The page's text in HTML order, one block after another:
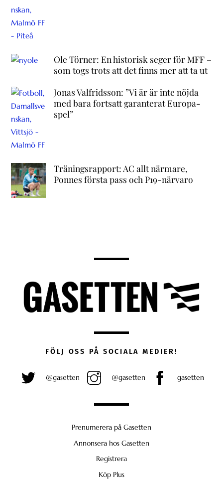
Ole Törner: En historisk seger för MFF –
som togs trots att det finns mer att ta ut
Jonas Valfridsson: ”Vi är är inte nöjda
med bara fortsatt garanterat Europa-
spel”
Träningsrapport: AC allt närmare,
Ponnes första pass och P19-närvaro
FÖLJ OSS PÅ SOCIALA MEDIER!
@gasetten @gasetten gasetten
Prenumerera på Gasetten
Annonsera hos Gasetten
Registrera
Köp Plus